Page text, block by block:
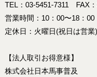
TEL：03-5451-7311 FAX
営業時間：10：00〜18：00
定休日：火曜日(祝日は営業)
【法人取引お得意様】
株式会社日本馬事普及